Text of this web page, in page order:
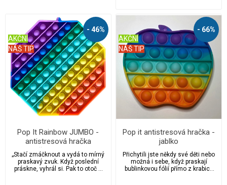
- 46%
NÁŠ TIP
AKČNÍ
Pop It Rainbow JUMBO -
antistresová hračka
šestiúhelník
„Stačí zmáčknout a vydá to mírný
praskavý zvuk. Když poslední
práskne, vyhrál si. Pak to otoč a
- 66%
NÁŠ TIP
AKČNÍ
Pop it antistresová hračka -
jablko
Přichytili jste někdy své děti nebo
možná i sebe, když praskají
bublinkovou fólií přímo z krabice